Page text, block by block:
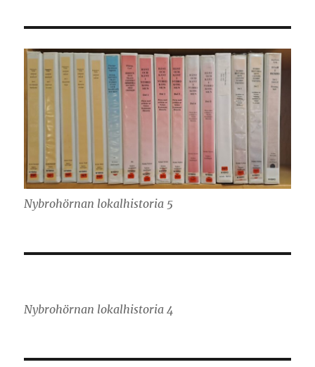
Nybrohörnan lokalhistoria 5
Nybrohörnan lokalhistoria 4